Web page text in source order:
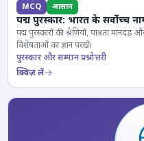
MCQ आसान
पद्म पुरस्कार: भारत के सर्वोच्च
पद्म पुरस्कारों की श्रेणियों, पात्रता
विशेषताओं का ज्ञान परखें।
पुरस्कार और सम्मान प्रश्नोत्तरी
क्विज़ लें